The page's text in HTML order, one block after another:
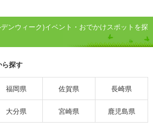
ンウィーク)イベント・おでかけスポットを探
ら探す
福岡県 佐賀県 長崎県
大分県 宮崎県 鹿児島県